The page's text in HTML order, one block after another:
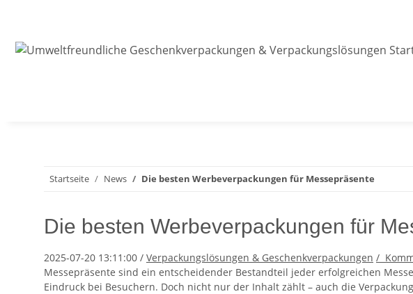
Startseite News Die besten Werbeverpackungen für Messepräsente
Die besten Werbeverpackungen für
2025-07-20 13:11:00 / Verpackungslösungen & Geschenkverpackungen /
Messepräsente sind ein entscheidender Bestandteil jeder erfolgreichen
Eindruck bei Besuchern. Doch nicht nur der Inhalt zählt – auch die